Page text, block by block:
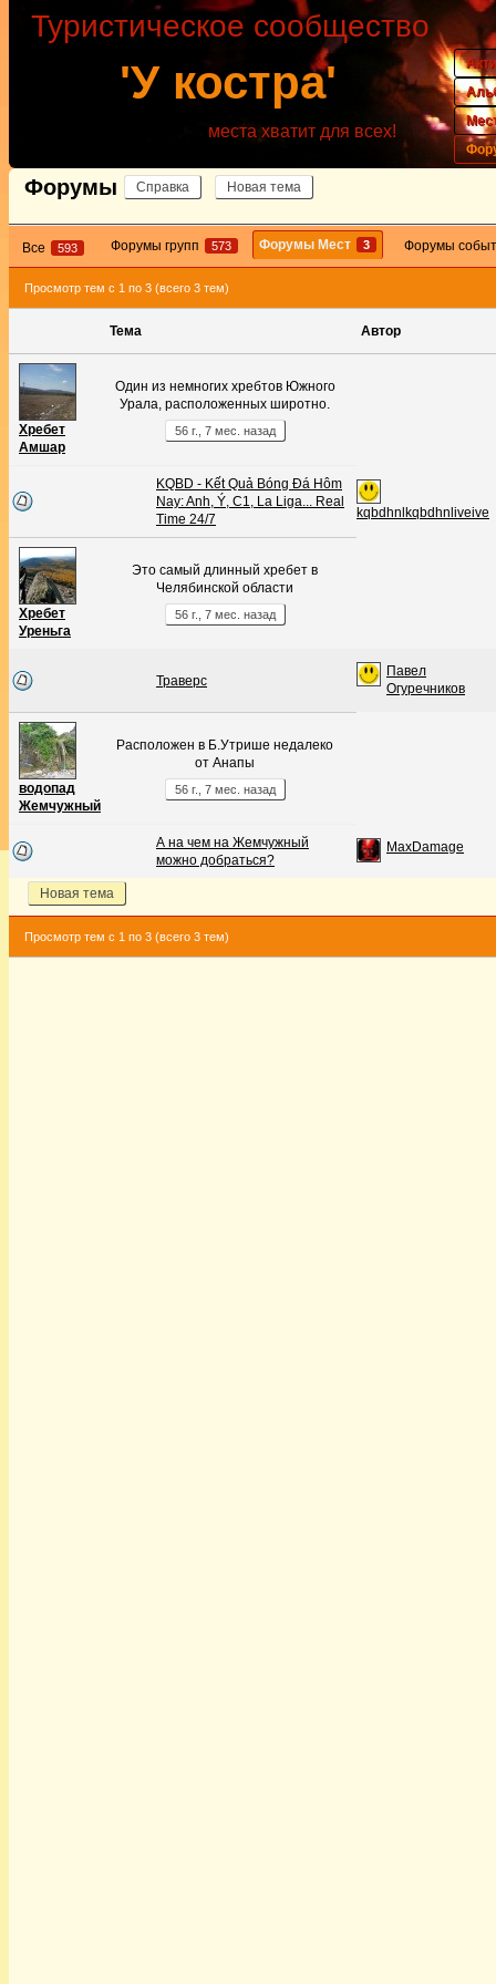
'У костра'
Туристическое сообщество
места хватит для всех!
Форумы Справка Новая тема
Все 593 Форумы групп 573 Форумы Мест 3 Форумы
Просмотр тем с 1 по 3 (всего 3 тем)
Тема Автор
Хребет
Амшар
Один из немногих хребтов Южного
Урала, расположенных широтно.
56 г., 7 мес. назад
KQBD - Kết Quả Bóng Đá Hôm
Nay: Anh, Ý, C1, La Liga... Real
Time 24/7
kqbdhnlkqbdhnliveive
Хребет
Уреньга
Это самый длинный хребет в
Челябинской области
56 г., 7 мес. назад
Траверс
Павел
Огуречников
водопад
Жемчужный
Расположен в Б.Утрише недалеко
от Анапы
56 г., 7 мес. назад
А на чем на Жемчужный
можно добраться?
MaxDamage
Новая тема
Просмотр тем с 1 по 3 (всего 3 тем)